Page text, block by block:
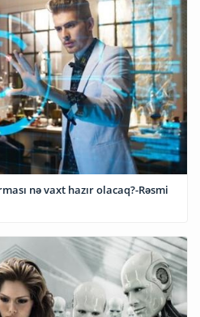
nə vaxt hazır olacaq?-Rəsmi